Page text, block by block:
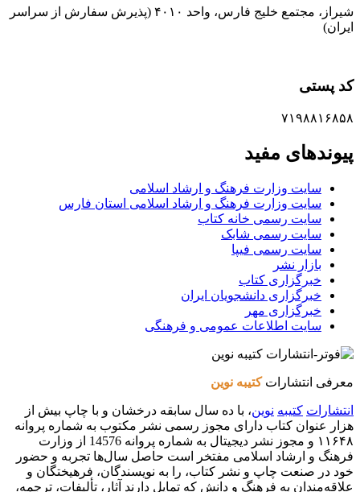
شیراز، مجتمع خلیج فارس، واحد ۴۰۱۰ (پذیرش سفارش از سراسر
ایران)
کد پستی
۷۱۹۸۸۱۶۸۵۸
پیوندهای مفید
سایت وزارت فرهنگ و ارشاد اسلامی
سایت وزارت فرهنگ و ارشاد اسلامی استان فارس
سایت رسمی خانه کتاب
سایت رسمی شابک
سایت رسمی فیپا
بازار نشر
خبرگزاری کتاب
خبرگزاری دانشجویان ایران
خبرگزاری مهر
سایت اطلاعات عمومی و فرهنگی
معرفی انتشاراتکتیبه نوین
انتشارات کتیبه نوین، با ده سال سابقه درخشان و با چاپ بیش از
هزار عنوان کتاب دارای مجوز رسمی نشر مکتوب به شماره پروانه
۱۱۶۴۸ و مجوز نشر دیجیتال به شماره پروانه 14576 از وزارت
فرهنگ و ارشاد اسلامی مفتخر است حاصل سال‌ها تجربه و حضور
خود در صنعت چاپ و نشر کتاب، را به نویسندگان، فرهیختگان و
علاقه‌مندان به فرهنگ و دانش که تمایل دارند آثار، تألیفات، ترجمه،